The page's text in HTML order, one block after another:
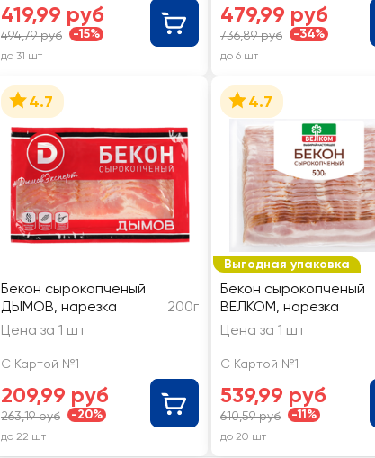
419,99 руб
494,79 руб -15%
до 31 шт
479,99 руб
736,89 руб -34%
до 6 шт
4.7
Бекон сырокопченый
ДЫМОВ, нарезка
200г
Цена за 1 шт
С Картой №1
209,99 руб
263,19 руб -20%
до 22 шт
Выгодная упаковка
4.7
Бекон сырокопченый
ВЕЛКОМ, нарезка
Цена за 1 шт
С Картой №1
539,99 руб
610,59 руб -11%
до 20 шт